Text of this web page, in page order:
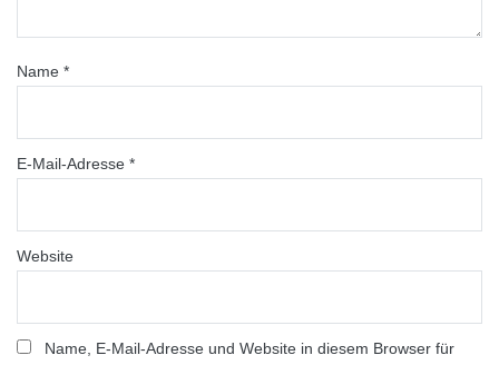
Name *
E-Mail-Adresse *
Website
Name, E-Mail-Adresse und Website in diesem Browser für